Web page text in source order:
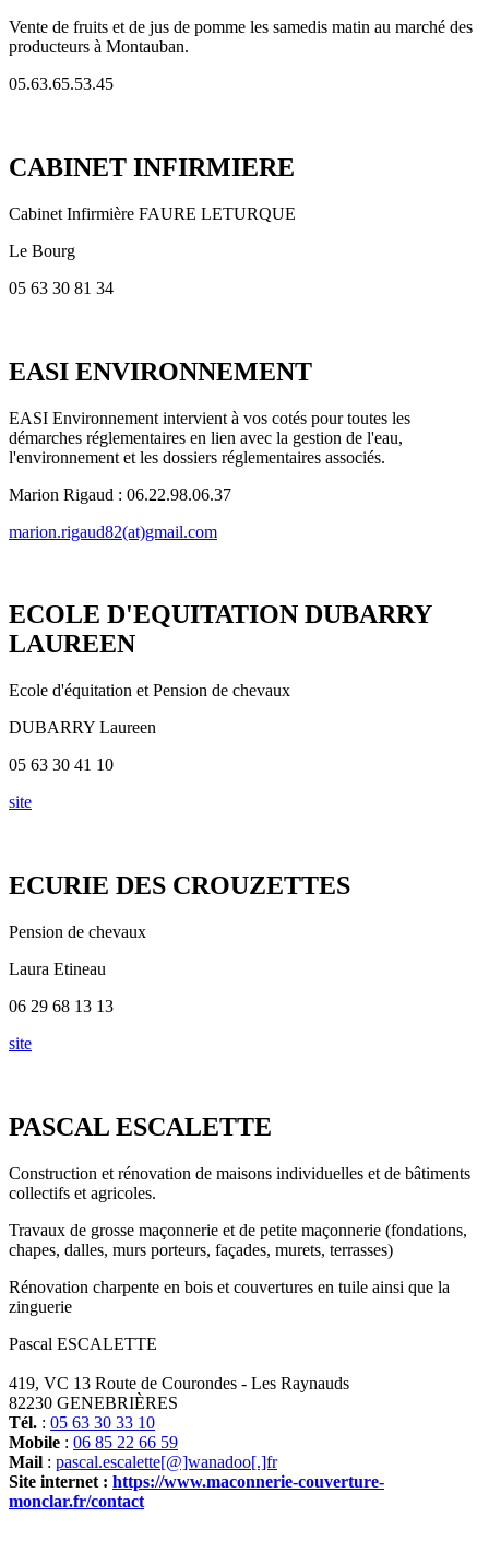
Vente de fruits et de jus de pomme les samedis matin au marché des
producteurs à Montauban.
05.63.65.53.45
CABINET INFIRMIERE
Cabinet Infirmière FAURE LETURQUE
Le Bourg
05 63 30 81 34
EASI ENVIRONNEMENT
EASI Environnement intervient à vos cotés pour toutes les
démarches réglementaires en lien avec la gestion de l'eau,
l'environnement et les dossiers réglementaires associés.
Marion Rigaud : 06.22.98.06.37
marion.rigaud82(at)gmail.com
ECOLE D'EQUITATION DUBARRY
LAUREEN
Ecole d'équitation et Pension de chevaux
DUBARRY Laureen
05 63 30 41 10
site
ECURIE DES CROUZETTES
Pension de chevaux
Laura Etineau
06 29 68 13 13
site
PASCAL ESCALETTE
Construction et rénovation de maisons individuelles et de bâtiments
collectifs et agricoles.
Travaux de grosse maçonnerie et de petite maçonnerie (fondations,
chapes, dalles, murs porteurs, façades, murets, terrasses)
Rénovation charpente en bois et couvertures en tuile ainsi que la
zinguerie
Pascal ESCALETTE
419, VC 13 Route de Courondes - Les Raynauds
82230 GENEBRIÈRES
Tél. : 05 63 30 33 10
Mobile : 06 85 22 66 59
Mail : pascal.escalette[@]wanadoo[.]fr
Site internet : https://www.maconnerie-couverture-
monclar.fr/contact